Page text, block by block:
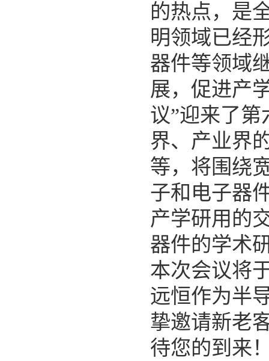
的热点，是
明领域已经
器件等领域
展，促进产
议”迎来了第
界、产业界
等，将围绕
子和电子器
产学研用的
器件的学术
本次会议将
远恒作为半
挚邀请新老
待您的到来